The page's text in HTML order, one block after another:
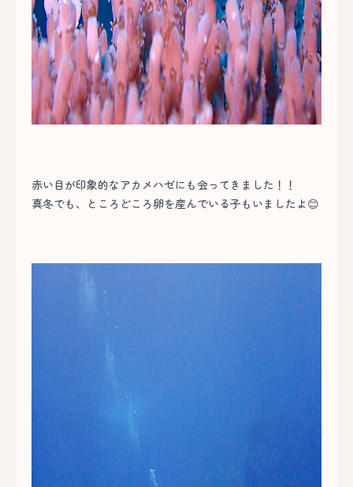
赤い目が印象的なアカメハゼにも会ってきました！！
真冬でも、ところどころ卵を産んでいる子もいましたよ😊